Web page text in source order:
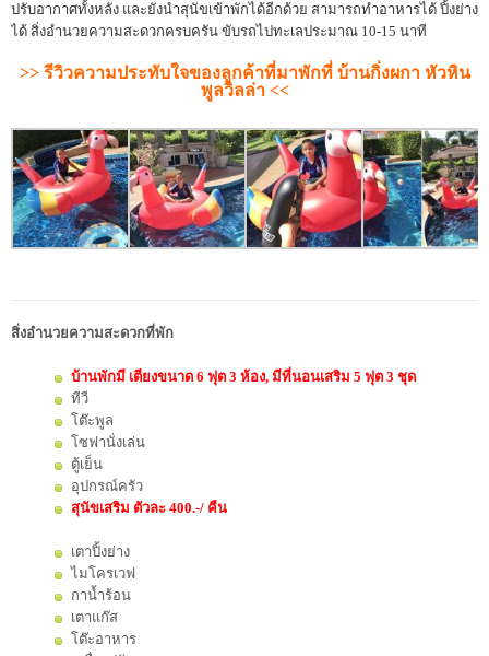
ปรับอากาศทั้งหลัง และยังนำสุนัขเข้าพักได้อีกด้วย สามารถทำอาหารได้ ปิ้งย่าง
ได้ สิ่งอำนวยความสะดวกครบครัน ขับรถไปทะเลประมาณ 10-15 นาที
>> รีวิวความประทับใจของลูกค้าที่มาพักที่ บ้านกิ่งผกา หัวหิน
พูลวิลล่า <<
สิ่งอำนวยความสะดวกที่พัก
บ้านพักมี เตียงขนาด 6 ฟุต 3 ห้อง, มีที่นอนเสริม 5 ฟุต 3 ชุด
ทีวี
โต๊ะพูล
โซฟานั่งเล่น
ตู้เย็น
อุปกรณ์ครัว
สุนัขเสริม ตัวละ 400.-/ คืน
เตาปิ้งย่าง
ไมโครเวฟ
กาน้ำร้อน
เตาแก๊ส
โต๊ะอาหาร